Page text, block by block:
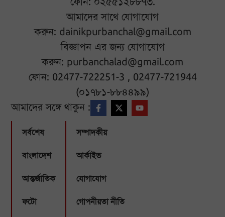
আমাদের সাথে যোগাযোগ
করুন: dainikpurbanchal@gmail.com
বিজ্ঞাপন এর জন্য যোগাযোগ
করুন: purbanchalad@gmail.com
ফোন: 02477-722251-3 , 02477-721944
(০১৭৮১-৮৮৪৪৯৯)
আমাদের সঙ্গে থাকুন :
সর্বশেষ
বাংলাদেশ
আন্তর্জাতিক
ফটো
সম্পাদকীয়
আর্কাইভ
যোগাযোগ
গোপনীয়তা নীতি